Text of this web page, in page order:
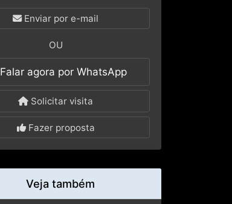
Enviar por e-mail
OU
Falar agora por WhatsApp
Solicitar visita
Fazer proposta
Veja também